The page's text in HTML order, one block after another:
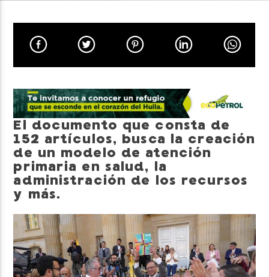
El documento que consta de
152 artículos, busca la creación
de un modelo de atención
primaria en salud, la
administración de los recursos
y más.